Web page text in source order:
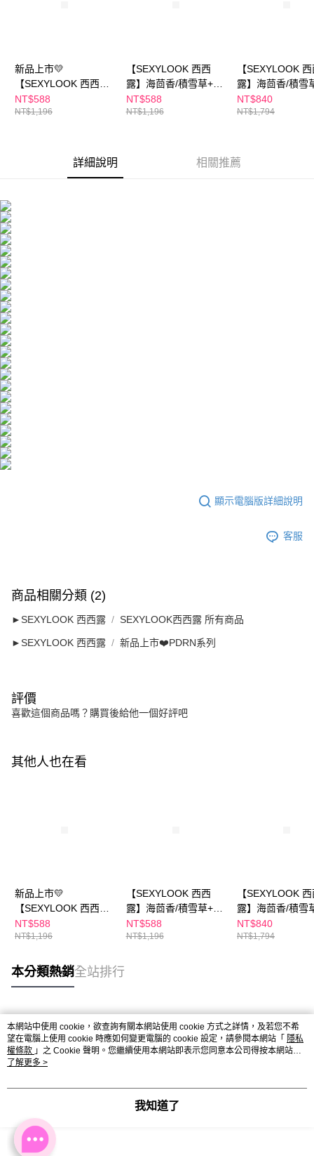
新品上市💛
【SEXYLOOK 西西
露】PDRN面膜4盒組_
復活草/山茶花(5入/
NT$588
NT$1,196
【SEXYLOOK 西西
露】海茴香/積雪草+牛
奶外泌體面膜(4片/盒)_
任選4盒組
NT$588
NT$1,196
【SEXYLOOK
露】海茴香/積雪
奶外泌體面膜(4
任選6盒組
NT$840
NT$1,794
詳細說明 相關推薦
顯示電腦版詳細說明
客服
商品相關分類 (2)
►SEXYLOOK 西西露 SEXYLOOK西西露 所有商品
►SEXYLOOK 西西露 新品上市❤️PDRN系列
評價
喜歡這個商品嗎？購買後給他一個好評吧
其他人也在看
新品上市💛
【SEXYLOOK 西西
露】PDRN面膜4盒組_
復活草/山茶花(5入/
NT$588
NT$1,196
【SEXYLOOK 西西
露】海茴香/積雪草+牛
奶外泌體面膜(4片/盒)_
任選4盒組
NT$588
NT$1,196
【SEXYLOOK
露】海茴香/積雪
奶外泌體面膜(4
任選6盒組
NT$840
NT$1,794
本分類熱銷全站排行
熱門標籤
本網站中使用 cookie，欲查詢有關本網站使用 cookie 方式之詳情，及若您不希
望在電腦上使用 cookie 時應如何變更電腦的 cookie 設定，請參閱本網站「 隱私
權條款 」之 Cookie 聲明。您繼續使用本網站即表示您同意本公司得按本網站使
用條款之 Cookie 聲明使用 cookie。
了解更多 >
我知道了